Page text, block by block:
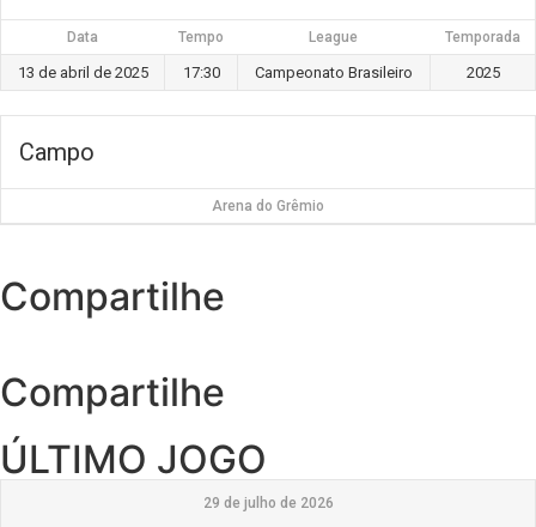
Data Tempo League Temporada
13 de abril de 2025 17:30 Campeonato Brasileiro 2025
Campo
Arena do Grêmio
Compartilhe
Compartilhe
ÚLTIMO JOGO
29 de julho de 2026